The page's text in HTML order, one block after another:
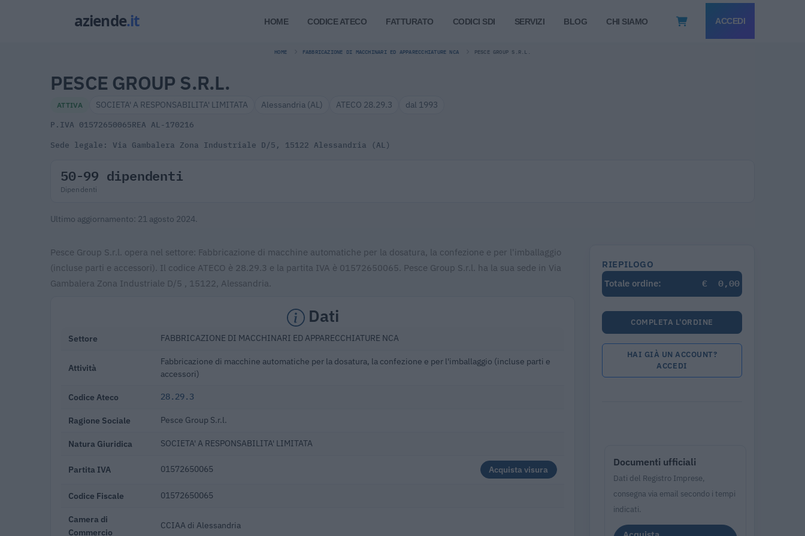
HOME CODICE ATECO FATTURATO CODICI SDI SERVIZI BLOG CHI SIAMO ACCEDI
HOME FABBRICAZIONE DI MACCHINARI ED APPARECCHIATURE NCA PESCE GROUP S.R.L.
PESCE GROUP S.R.L.
ATTIVA SOCIETA' A RESPONSABILITA' LIMITATA Alessandria (AL) ATECO 28.29.3 dal 1993
P.IVA 01572650065REA AL-170216
Sede legale: Via Gambalera Zona Industriale D/5, 15122 Alessandria (AL)
50-99 dipendenti
Dipendenti
Ultimo aggiornamento: 21 agosto 2024.
Pesce Group S.r.l. opera nel settore: Fabbricazione di macchine automatiche per la dosatura, la confezione e per l'imballaggio
(incluse parti e accessori). Il codice ATECO è 28.29.3 e la partita IVA è 01572650065. Pesce Group S.r.l. ha la sua sede in Via
Gambalera Zona Industriale D/5 , 15122, Alessandria.
Dati
Settore FABBRICAZIONE DI MACCHINARI ED APPARECCHIATURE NCA
Attività
Fabbricazione di macchine automatiche per la dosatura, la confezione e per l'imballaggio (incluse parti e
accessori)
Codice Ateco 28.29.3
Ragione Sociale Pesce Group S.r.l.
Natura Giuridica SOCIETA' A RESPONSABILITA' LIMITATA
Partita IVA 01572650065 Acquista visura
Codice Fiscale 01572650065
Camera di
Commercio
CCIAA di Alessandria
RIEPILOGO
Totale ordine:
€ 0,00
COMPLETA L'ORDINE
HAI GIÀ UN ACCOUNT?
ACCEDI
Documenti ufficiali
Dati del Registro Imprese,
consegna via email secondo i tempi
indicati.